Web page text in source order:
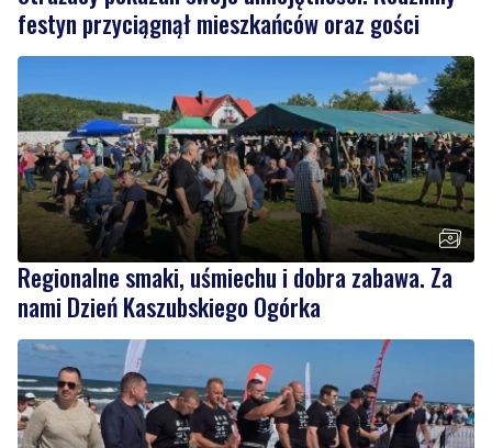
festyn przyciągnął mieszkańców oraz gości
Regionalne smaki, uśmiechu i dobra zabawa. Za
nami Dzień Kaszubskiego Ogórka